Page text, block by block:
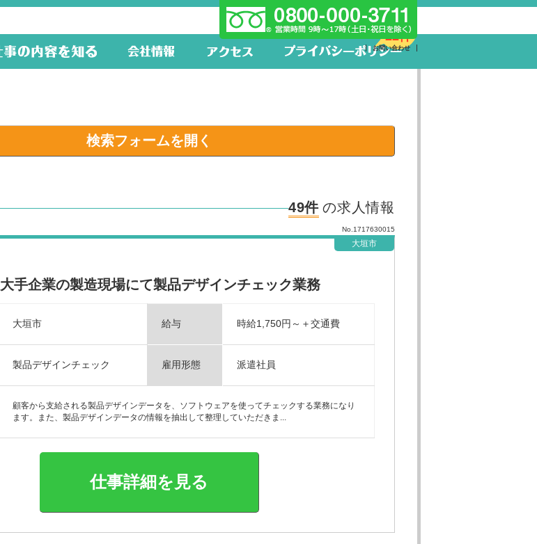
新着求人
22件
お問い合わせ
検索フォームを開く
49件 の求人情報
No.1717630015
大垣市
大手企業の製造現場にて製品デザインチェック業務
大垣市 給与 時給1,750円～＋交通費
製品デザインチェック 雇用形態 派遣社員
顧客から支給される製品デザインデータを、ソフトウェアを使ってチェックする業務になり
ます。また、製品デザインデータの情報を抽出して整理していただきま...
仕事詳細を見る